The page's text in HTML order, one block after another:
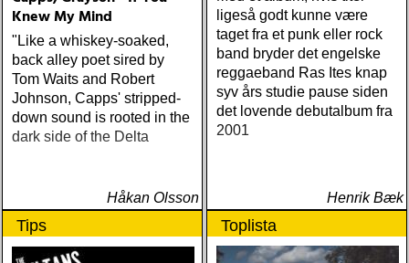
Knew My Mind
"Like a whiskey-soaked,
back alley poet sired by
Tom Waits and Robert
Johnson, Capps' stripped-
down sound is rooted in the
dark side of the Delta
Håkan Olsson
ligeså godt kunne være
taget fra et punk eller rock
band bryder det engelske
reggaeband Ras Ites knap
syv års studie pause siden
det lovende debutalbum fra
2001
Henrik Bæk
Tips Toplista